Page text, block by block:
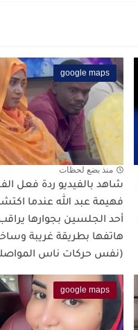
google maps
منذ بضع لحظات
شاهد بالفيديو ردة فعل
فهيمة عبد الله عندما
أحد الجلسين بجوارها
هاتفها بطريقة غريبة
(نفس حركات ناس
google maps